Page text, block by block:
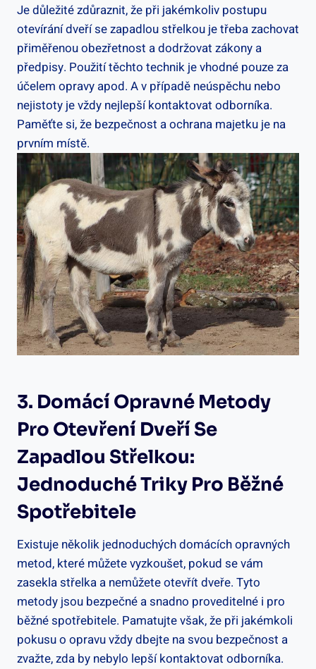
Je důležité zdůraznit, že při jakémkoliv postupu
otevírání dveří se zapadlou střelkou je třeba zachovat
přiměřenou obezřetnost a dodržovat zákony a
předpisy. ⁢Použití těchto technik je vhodné pouze za
účelem⁤ opravy apod. A v případě neúspěchu nebo
nejistoty je vždy nejlepší kontaktovat odborníka.
Paměťte si, že bezpečnost a ochrana majetku ​je na
prvním místě.
3. Domácí Opravné Metody
Pro Otevření Dveří Se
Zapadlou Střelkou:
Jednoduché Triky Pro Běžné
Spotřebitele
Existuje několik jednoduchých domácích opravných
metod, které můžete vyzkoušet, pokud se vám
zasekla střelka a nemůžete otevřít dveře. Tyto
metody jsou bezpečné a snadno proveditelné i pro⁢
běžné spotřebitele. Pamatujte však, že při jakémkoli
pokusu o opravu vždy dbejte na svou bezpečnost a
zvažte, zda by nebylo lepší kontaktovat odborníka.